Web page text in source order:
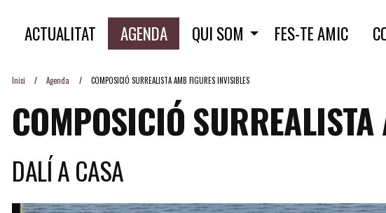
ACTUALITAT AGENDA QUI SOM FES-TE AMIC
Inici Agenda COMPOSICIÓ SURREALISTA AMB FIGURES INVISIBLES
COMPOSICIÓ
DALÍ A CASA